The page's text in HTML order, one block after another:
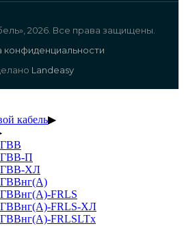
2026. Все права защищены.
конфиденциальности
Landeasy
кабель▶
П
ХЛ
FRLS
FRLS-ХЛ
FRLSLTx